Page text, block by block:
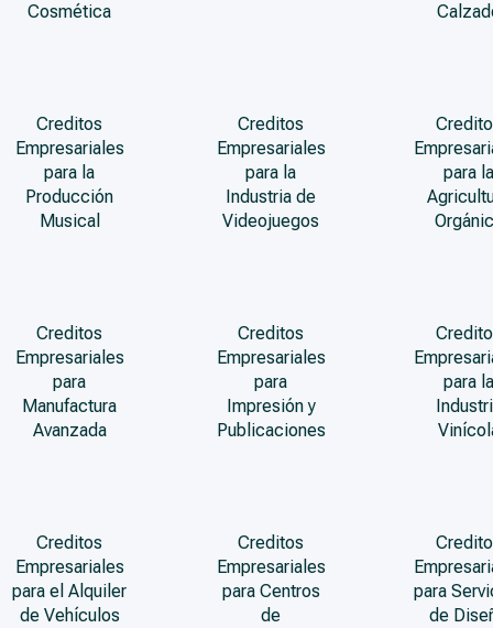
Cosmética
Creditos
Empresariales
para la
Producción
Musical
Creditos
Empresariales
para la
Industria de
Videojuegos
para la
Creditos
Empresariales
para
Manufactura
Avanzada
Creditos
Empresariales
para
Impresión y
Publicaciones
para la
Creditos
Empresariales
para el Alquiler
de Vehículos
Creditos
Empresariales
para Centros
de
para
de